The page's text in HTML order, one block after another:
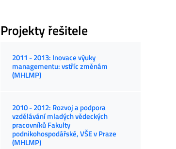
Projekty řešitele
2011 - 2013: Inovace výuky
managementu: vstříc změnám
(MHLMP)
2010 - 2012: Rozvoj a podpora
vzdělávání mladých vědeckých
pracovníků Fakulty
podnikohospodářské, VŠE v Praze
(MHLMP)